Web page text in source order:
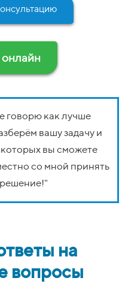
говорю как лучше
вашу задачу и
вы сможете
со мной принять
на
вопросы